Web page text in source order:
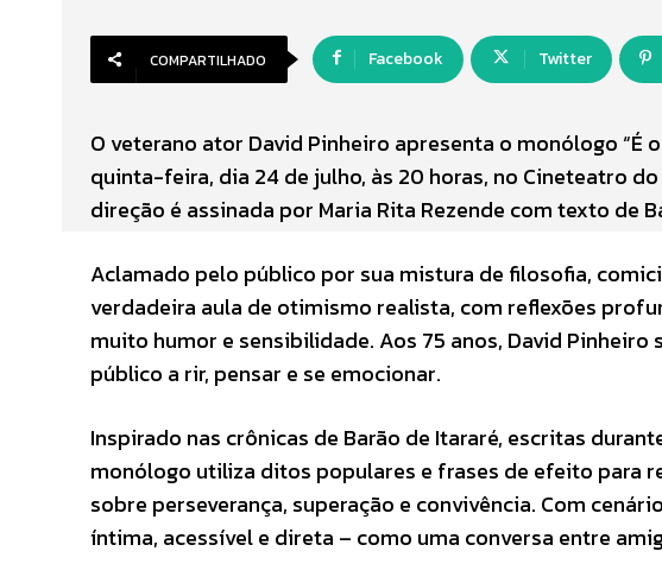
COMPARTILHADO Facebook Twitter
O veterano ator David Pinheiro apresenta o monólogo “É
quinta-feira, dia 24 de julho, às 20 horas, no Cineteatro
direção é assinada por Maria Rita Rezende com texto de
Aclamado pelo público por sua mistura de filosofia,
verdadeira aula de otimismo realista, com reflexões
muito humor e sensibilidade. Aos 75 anos, David
público a rir, pensar e se emocionar.
Inspirado nas crônicas de Barão de Itararé, escritas
monólogo utiliza ditos populares e frases de efeito para
sobre perseverança, superação e convivência. Com
íntima, acessível e direta – como uma conversa entre